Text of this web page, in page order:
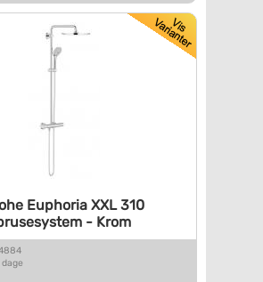
Euphoria XXL 310
- Krom